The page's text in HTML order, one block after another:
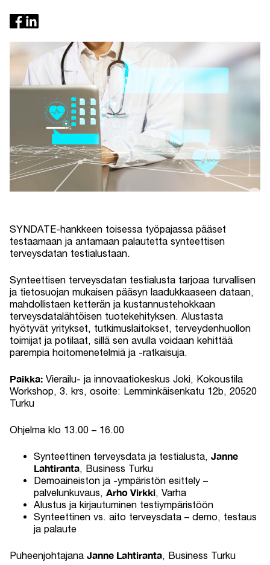
SYNDATE-hankkeen toisessa työpajassa pääset
testaamaan ja antamaan palautetta synteettisen
terveysdatan testialustaan.
Synteettisen terveysdatan testialusta tarjoaa turvallisen
ja tietosuojan mukaisen pääsyn laadukkaaseen dataan,
mahdollistaen ketterän ja kustannustehokkaan
terveysdatalähtöisen tuotekehityksen. Alustasta
hyötyvät yritykset, tutkimuslaitokset, terveydenhuollon
toimijat ja potilaat, sillä sen avulla voidaan kehittää
parempia hoitomenetelmiä ja -ratkaisuja.
Paikka: Vierailu- ja innovaatiokeskus Joki, Kokoustila
Workshop, 3. krs, osoite: Lemminkäisenkatu 12b, 20520
Turku
Ohjelma klo 13.00 – 16.00
Synteettinen terveysdata ja testialusta, Janne
Lahtiranta, Business Turku
Demoaineiston ja -ympäristön esittely –
palvelunkuvaus, Arho Virkki, Varha
Alustus ja kirjautuminen testiympäristöön
Synteettinen vs. aito terveysdata – demo, testaus
ja palaute
Puheenjohtajana Janne Lahtiranta, Business Turku